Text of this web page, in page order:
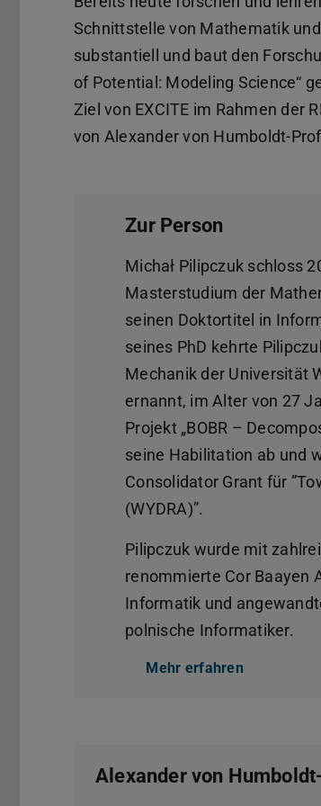
Schnittstelle von Mathematik
substantiell und baut den
of Potential: Modeling Science“
Ziel von EXCITE im Rahmen der
von Alexander von Humboldt-
Zur Person
Michał Pilipczuk schloss
Masterstudium der
seinen Doktortitel in
seines PhD kehrte
Mechanik der Universität
ernannt, im Alter von 27
Projekt „BOBR –
seine Habilitation ab und
Consolidator Grant für
(WYDRA)”.
Pilipczuk wurde mit
renommierte Cor Baayen
Informatik und
polnische Informatiker.
Mehr erfahren
Alexander von